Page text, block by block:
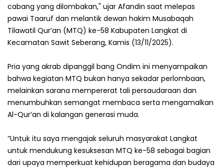
cabang yang dilombakan," ujar Afandin saat melepas
pawai Taaruf dan melantik dewan hakim Musabaqah
Tilawatil Qur’an (MTQ) ke-58 Kabupaten Langkat di
Kecamatan Sawit Seberang, Kamis (13/11/2025).
Pria yang akrab dipanggil bang Ondim ini menyampaikan
bahwa kegiatan MTQ bukan hanya sekadar perlombaan,
melainkan sarana mempererat tali persaudaraan dan
menumbuhkan semangat membaca serta mengamalkan
Al-Qur’an di kalangan generasi muda.
”Untuk itu saya mengajak seluruh masyarakat Langkat
untuk mendukung kesuksesan MTQ ke-58 sebagai bagian
dari upaya memperkuat kehidupan beragama dan budaya